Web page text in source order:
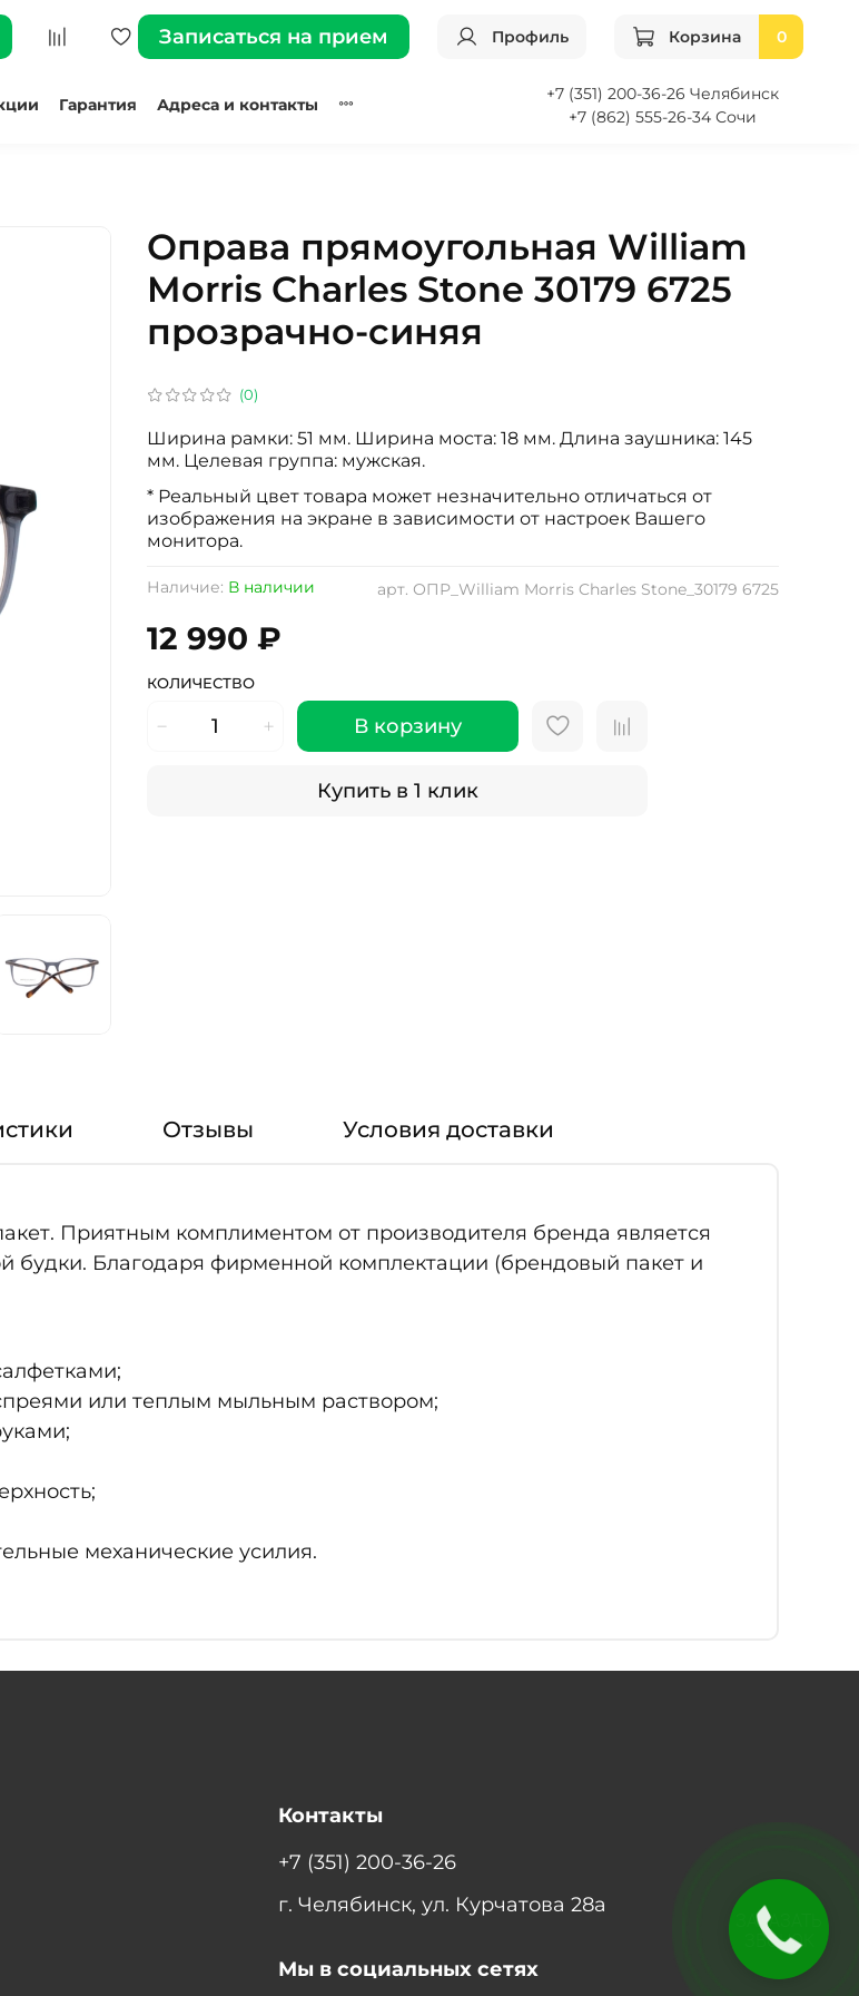
Записаться на прием Профиль Корзина 0
Гарантия Адреса и контакты
+7 (351) 200-36-26 Челябинск
+7 (862) 555-26-34 Сочи
(0)
арт. ОПР_William Morris Charles Stone_30179 6725
Наличие: В наличии
Оправа прямоугольная William
Morris Charles Stone 30179 6725
прозрачно-синяя
12 990 ₽
КОЛИЧЕСТВО
В корзину
Купить в 1 клик
Ширина рамки: 51 мм. Ширина моста: 18 мм. Длина заушника: 145
мм. Целевая группа: мужская.
* Реальный цвет товара может незначительно отличаться от
изображения на экране в зависимости от настроек Вашего
монитора.
Отзывы Условия доставки
Приятным комплиментом от производителя бренда является
будки. Благодаря фирменной комплектации (брендовый пакет и
или теплым мыльным раствором;
механические усилия.
Контакты
+7 (351) 200-36-26
г. Челябинск, ул. Курчатова 28а
Мы в социальных сетях
ЗАКАЗАТЬ
ЗВОНОК